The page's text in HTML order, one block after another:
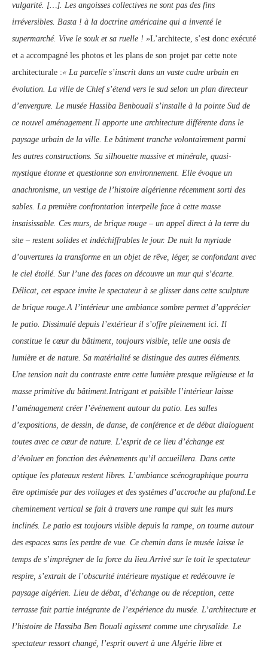
vulgarité. […]. Les angoisses collectives ne sont pas des fins
irréversibles. Basta ! à la doctrine américaine qui a inventé le
supermarché. Vive le souk et sa ruelle ! »L’architecte, s’est donc exécuté
et a accompagné les photos et les plans de son projet par cette note
architecturale :« La parcelle s’inscrit dans un vaste cadre urbain en
évolution. La ville de Chlef s’étend vers le sud selon un plan directeur
d’envergure. Le musée Hassiba Benbouali s’installe à la pointe Sud de
ce nouvel aménagement.Il apporte une architecture différente dans le
paysage urbain de la ville. Le bâtiment tranche volontairement parmi
les autres constructions. Sa silhouette massive et minérale, quasi-
mystique étonne et questionne son environnement. Elle évoque un
anachronisme, un vestige de l’histoire algérienne récemment sorti des
sables. La première confrontation interpelle face à cette masse
insaisissable. Ces murs, de brique rouge – un appel direct à la terre du
site – restent solides et indéchiffrables le jour. De nuit la myriade
d’ouvertures la transforme en un objet de rêve, léger, se confondant avec
le ciel étoilé. Sur l’une des faces on découvre un mur qui s’écarte.
Délicat, cet espace invite le spectateur à se glisser dans cette sculpture
de brique rouge.A l’intérieur une ambiance sombre permet d’apprécier
le patio. Dissimulé depuis l’extérieur il s’offre pleinement ici. Il
constitue le cœur du bâtiment, toujours visible, telle une oasis de
lumière et de nature. Sa matérialité se distingue des autres éléments.
Une tension nait du contraste entre cette lumière presque religieuse et la
masse primitive du bâtiment.Intrigant et paisible l’intérieur laisse
l’aménagement créer l’événement autour du patio. Les salles
d’expositions, de dessin, de danse, de conférence et de débat dialoguent
toutes avec ce cœur de nature. L’esprit de ce lieu d’échange est
d’évoluer en fonction des évènements qu’il accueillera. Dans cette
optique les plateaux restent libres. L’ambiance scénographique pourra
être optimisée par des voilages et des systèmes d’accroche au plafond.Le
cheminement vertical se fait à travers une rampe qui suit les murs
inclinés. Le patio est toujours visible depuis la rampe, on tourne autour
des espaces sans les perdre de vue. Ce chemin dans le musée laisse le
temps de s’imprégner de la force du lieu.Arrivé sur le toit le spectateur
respire, s’extrait de l’obscurité intérieure mystique et redécouvre le
paysage algérien. Lieu de débat, d’échange ou de réception, cette
terrasse fait partie intégrante de l’expérience du musée. L’architecture et
l’histoire de Hassiba Ben Bouali agissent comme une chrysalide. Le
spectateur ressort changé, l’esprit ouvert à une Algérie libre et